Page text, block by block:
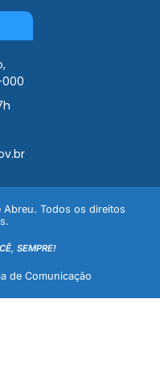
Todos os direitos
SEMPRE!
de Comunicação